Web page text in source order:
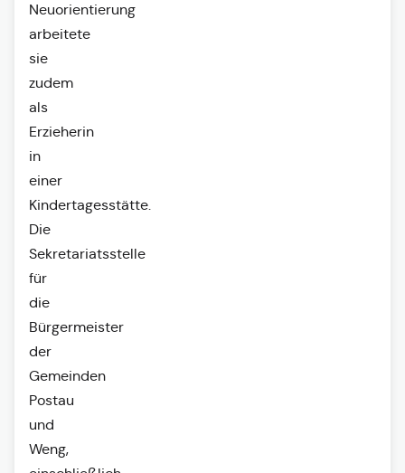
Neuorientierung
arbeitete
sie
zudem
als
Erzieherin
in
einer
Kindertagesstätte.
Die
Sekretariatsstelle
für
die
Bürgermeister
der
Gemeinden
Postau
und
Weng,